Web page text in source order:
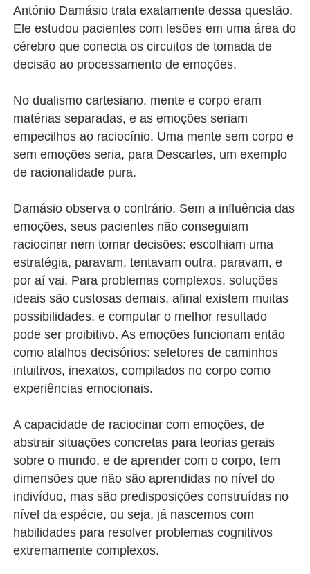
António Damásio trata exatamente dessa questão.
Ele estudou pacientes com lesões em uma área do
cérebro que conecta os circuitos de tomada de
decisão ao processamento de emoções.
No dualismo cartesiano, mente e corpo eram
matérias separadas, e as emoções seriam
empecilhos ao raciocínio. Uma mente sem corpo e
sem emoções seria, para Descartes, um exemplo
de racionalidade pura.
Damásio observa o contrário. Sem a influência das
emoções, seus pacientes não conseguiam
raciocinar nem tomar decisões: escolhiam uma
estratégia, paravam, tentavam outra, paravam, e
por aí vai. Para problemas complexos, soluções
ideais são custosas demais, afinal existem muitas
possibilidades, e computar o melhor resultado
pode ser proibitivo. As emoções funcionam então
como atalhos decisórios: seletores de caminhos
intuitivos, inexatos, compilados no corpo como
experiências emocionais.
A capacidade de raciocinar com emoções, de
abstrair situações concretas para teorias gerais
sobre o mundo, e de aprender com o corpo, tem
dimensões que não são aprendidas no nível do
indivíduo, mas são predisposições construídas no
nível da espécie, ou seja, já nascemos com
habilidades para resolver problemas cognitivos
extremamente complexos.